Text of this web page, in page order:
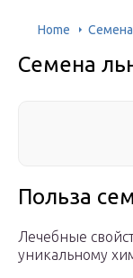
Home
Семена
Польза
Лечебные
уникальному